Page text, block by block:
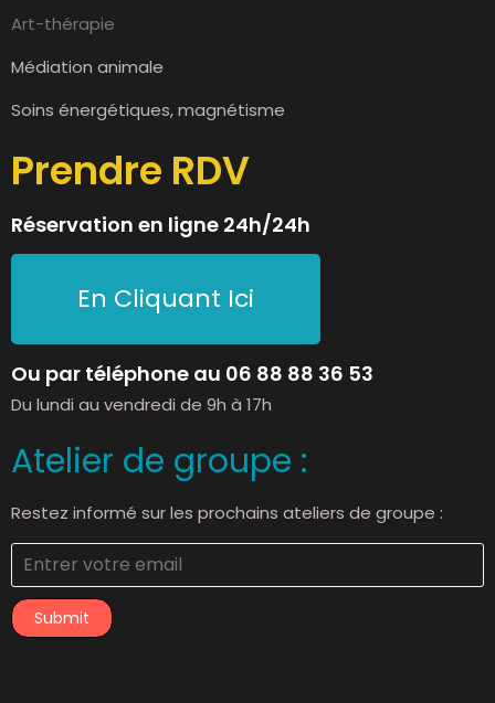
Art-thérapie
Médiation animale
Soins énergétiques, magnétisme
Prendre RDV
Réservation en ligne 24h/24h
En Cliquant Ici
Ou par téléphone au 06 88 88 36 53
Du lundi au vendredi de 9h à 17h
Atelier de groupe :
Restez informé sur les prochains ateliers de groupe :
Submit